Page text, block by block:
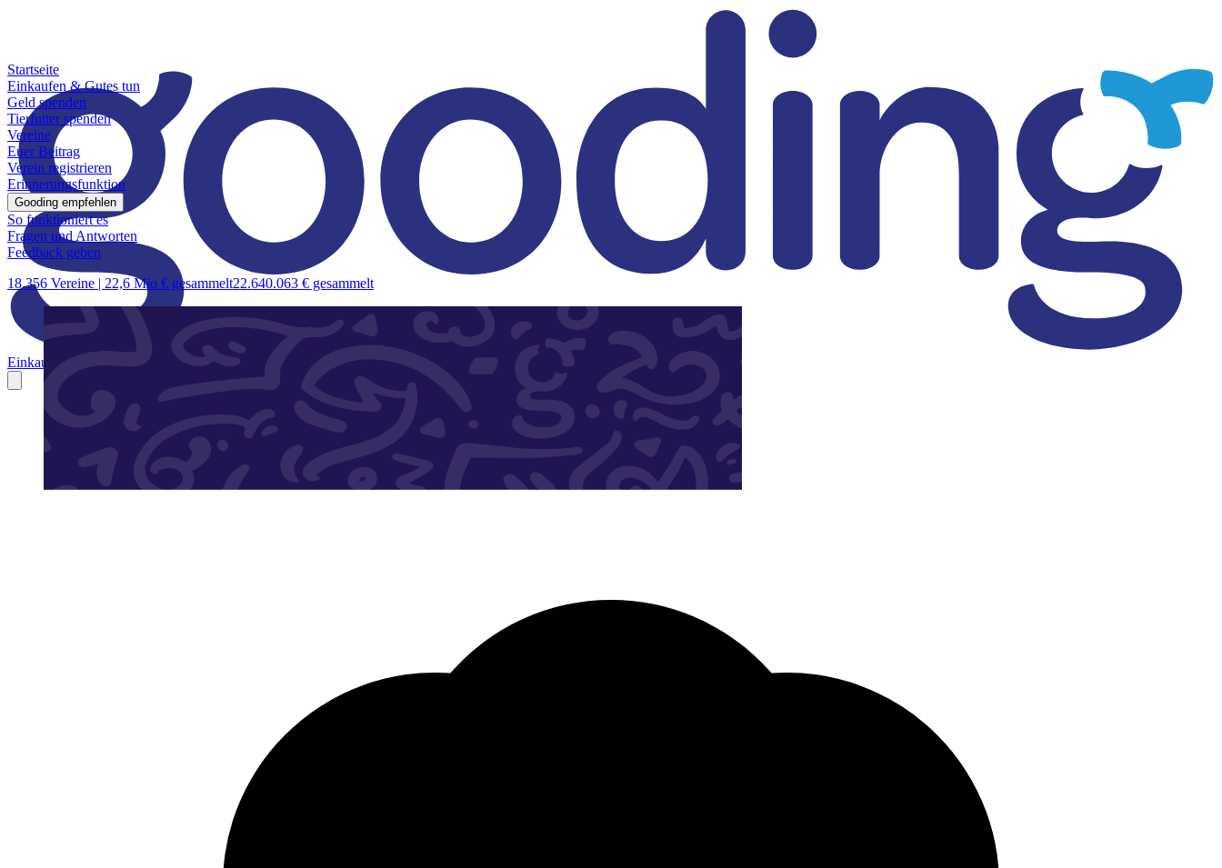
Einkaufen & Gutes tun Geld spendenTierfutter spenden VereineEuer Beitrag
Startseite
Einkaufen & Gutes tun
Geld spenden
Tierfutter spenden
Vereine
Euer Beitrag
Verein registrieren
Erinnerungsfunktion
Gooding empfehlen
So funktioniert es
Fragen und Antworten
Feedback geben
18.356 Vereine | 22,6 Mio € gesammelt22.640.063 € gesammelt